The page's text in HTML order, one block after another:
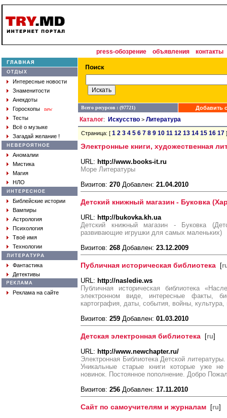
press-обозрение объявления контакты
Интересные новости
Знаменитости
Анекдоты
Гороскопы
new
Тесты
Всё о музыке
Загадай желание !
Аномалии
Мистика
Магия
НЛО
Библейские истории
Вампиры
Астрология
Психология
Твоё имя
Технологии
Фантастика
Детективы
Реклама на сайте
Всего ресурсов : (97721) Добавить
Каталог: Искусство > Литература
Страница: [ 1 2 3 4 5 6 7 8 9 10 11 12 13 14 15 16 17 ]
Электронные книги, художественная
URL: http://www.books-it.ru
Море Литературы
Визитов: 270 Добавлен: 21.04.2010
Детский книжный магазин - Буковка
URL: http://bukovka.kh.ua
Детский книжный магазин - Буковка
развивающие игрушки для самых маленьких)
Визитов: 268 Добавлен: 23.12.2009
Публичная историческая библиотека [
URL: http://nasledie.ws
Публичная историческая библиотека
электронном виде, интересные факты,
картография, даты, события, войны,
Визитов: 259 Добавлен: 01.03.2010
Детская электронная библиотека [ru]
URL: http://www.newchapter.ru/
Электронная Библиотека Детской
Уникальные старые книги которые уже
новинок. Постоянное пополнение. Добро
Визитов: 256 Добавлен: 17.11.2010
Сайт по самоучителям и журналам [ru]